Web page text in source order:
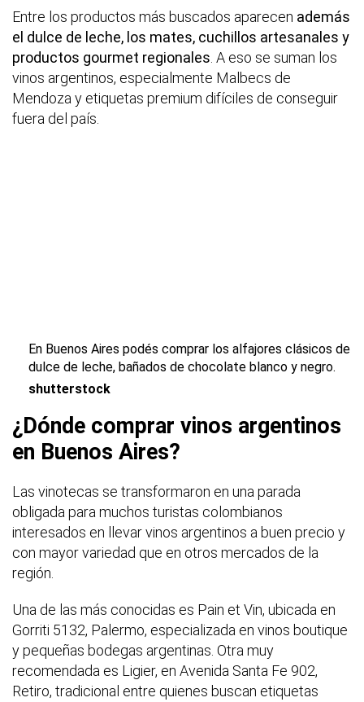
Entre los productos más buscados aparecen además
el dulce de leche, los mates, cuchillos artesanales y
productos gourmet regionales . A eso se suman los
vinos argentinos, especialmente Malbecs de
Mendoza y etiquetas premium difíciles de conseguir
fuera del país.
En Buenos Aires podés comprar los alfajores clásicos de
dulce de leche, bañados de chocolate blanco y negro.
shutterstock
¿Dónde comprar vinos argentinos
en Buenos Aires?
Las vinotecas se transformaron en una parada
obligada para muchos turistas colombianos
interesados en llevar vinos argentinos a buen precio y
con mayor variedad que en otros mercados de la
región.
Una de las más conocidas es Pain et Vin, ubicada en
Gorriti 5132, Palermo, especializada en vinos boutique
y pequeñas bodegas argentinas. Otra muy
recomendada es Ligier, en Avenida Santa Fe 902,
Retiro, tradicional entre quienes buscan etiquetas